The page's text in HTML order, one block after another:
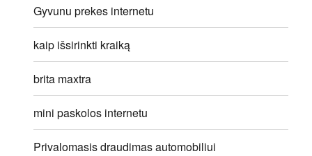
Gyvunu prekes internetu
kaip išsirinkti kraiką
brita maxtra
mini paskolos internetu
Privalomasis draudimas automobiliui